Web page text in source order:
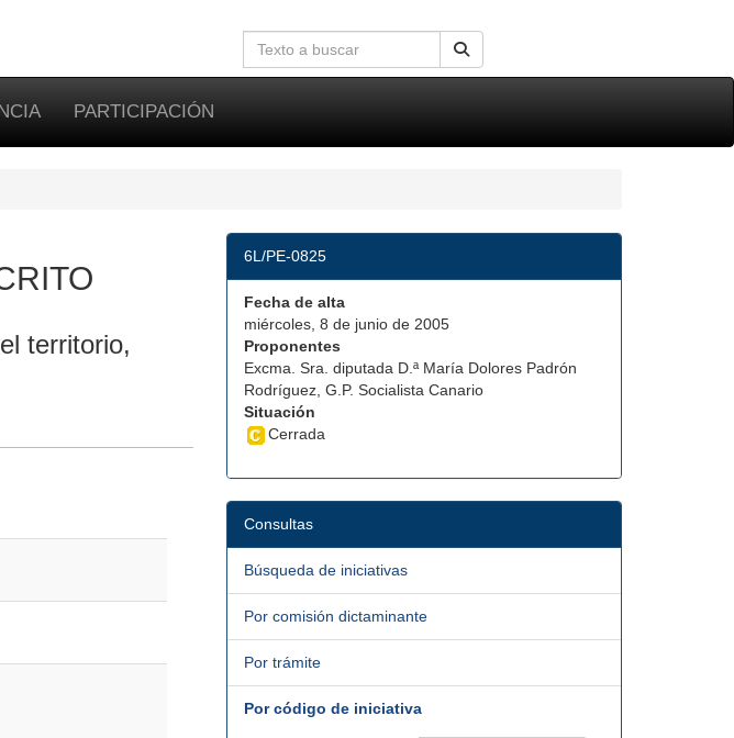
PARTICIPACIÓN
territorio,
6L/PE-0825
Fecha de alta
miércoles, 8 de junio de 2005
Proponentes
Excma. Sra. diputada D.ª María Dolores Padrón
Rodríguez, G.P. Socialista Canario
Situación
Cerrada
Consultas
Búsqueda de iniciativas
Por comisión dictaminante
Por trámite
Por código de iniciativa